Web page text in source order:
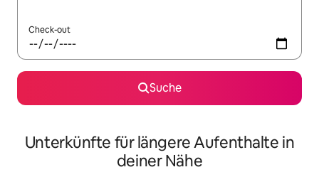
Check-out
Suche
Unterkünfte für längere Aufenthalte in
deiner Nähe